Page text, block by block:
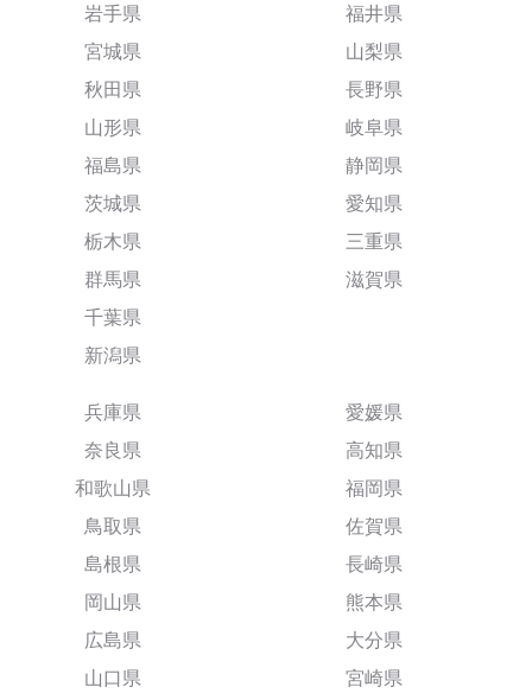
岩手県
宮城県
秋田県
山形県
福島県
茨城県
栃木県
群馬県
千葉県
新潟県
福井県
山梨県
長野県
岐阜県
静岡県
愛知県
三重県
滋賀県
兵庫県
奈良県
和歌山県
鳥取県
島根県
岡山県
広島県
山口県
愛媛県
高知県
福岡県
佐賀県
長崎県
熊本県
大分県
宮崎県